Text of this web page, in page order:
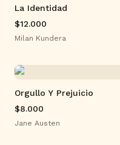
La Identidad
$12.000
Milan Kundera
Orgullo Y Prejuicio
$8.000
Jane Austen